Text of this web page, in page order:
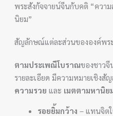
พระสังกัจจายน์จีนกับคติ “ควา
นิยม”
สัญลักษณ์แต่ละส่วนขององค์พร
ตามประเพณีโบราณของชาวจี
รายละเอียด มีความหมายเชิงสั
ความรวย และ เมตตามหานิย
รอยยิ้มกว้าง – แทนจิต